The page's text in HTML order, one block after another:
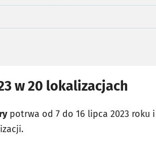
w 20 lokalizacjach
potrwa od 7 do 16 lipca 2023 roku